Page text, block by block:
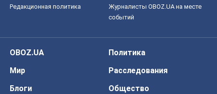
Редакционная политика
Журналисты OBOZ.UA на месте
событий
OBOZ.UA
Политика
Мир
Расследования
Блоги
Общество